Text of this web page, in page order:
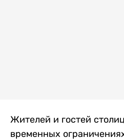
Жителей и гостей
временных